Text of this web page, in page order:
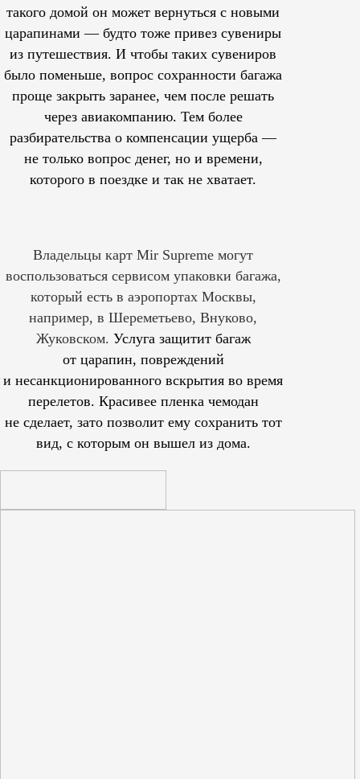
такого домой он может вернуться с новыми
царапинами — будто тоже привез сувениры
из путешествия. И чтобы таких сувениров
было поменьше, вопрос сохранности багажа
проще закрыть заранее, чем после решать
через авиакомпанию. Тем более
разбирательства о компенсации ущерба —
не только вопрос денег, но и времени,
которого в поездке и так не хватает.
Владельцы карт Mir Supreme могут
воспользоваться сервисом упаковки багажа,
который есть в аэропортах Москвы,
например, в Шереметьево, Внуково,
Жуковском. Услуга защитит багаж
от царапин, повреждений
и несанкционированного вскрытия во время
перелетов. Красивее пленка чемодан
не сделает, зато позволит ему сохранить тот
вид, с которым он вышел из дома.